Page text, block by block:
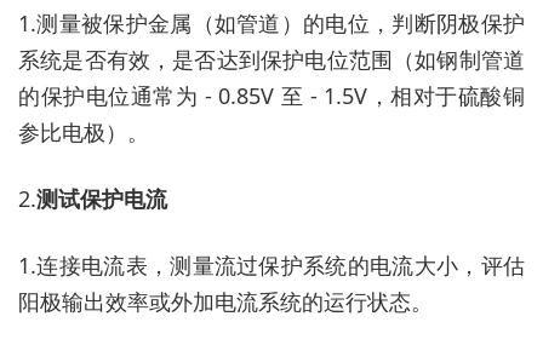
1.测量被保护金属（如管道）的电位，判断阴极保护
系统是否有效，是否达到保护电位范围（如钢制管道
的保护电位通常为 - 0.85V 至 - 1.5V，相对于硫酸铜
参比电极）。
2.测试保护电流
1.连接电流表，测量流过保护系统的电流大小，评估
阳极输出效率或外加电流系统的运行状态。